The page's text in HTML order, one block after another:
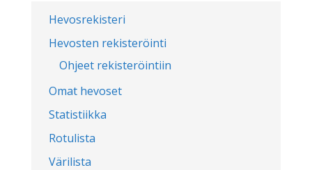
Hevosrekisteri
Hevosten rekisteröinti
Ohjeet rekisteröintiin
Omat hevoset
Statistiikka
Rotulista
Värilista